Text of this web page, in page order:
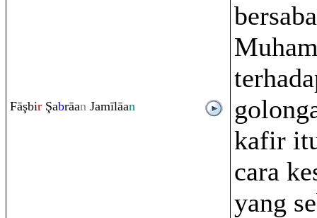
Fāşbir Şabrāan Jamīlāan
kafir
cara
yang